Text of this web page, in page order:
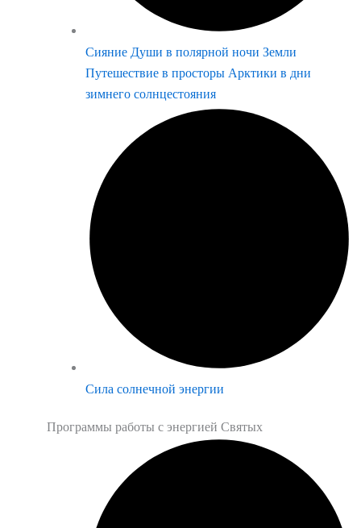
Сияние Души в полярной ночи Земли
Путешествие в просторы Арктики в дни
зимнего солнцестояния
Сила солнечной энергии
Программы работы с энергией Святых